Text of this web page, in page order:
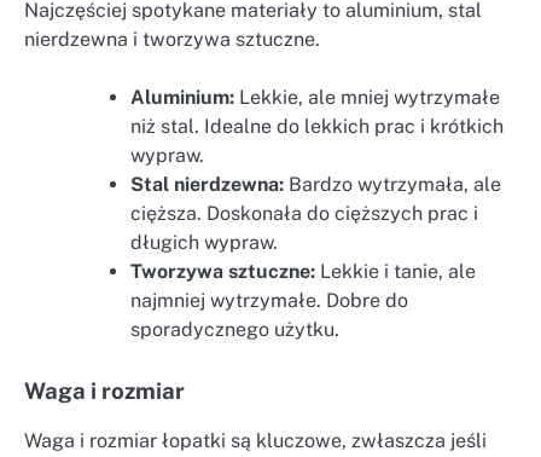
Najczęściej spotykane materiały to aluminium, stal
nierdzewna i tworzywa sztuczne.
Aluminium: Lekkie, ale mniej wytrzymałe
niż stal. Idealne do lekkich prac i krótkich
wypraw.
Stal nierdzewna: Bardzo wytrzymała, ale
cięższa. Doskonała do cięższych prac i
długich wypraw.
Tworzywa sztuczne: Lekkie i tanie, ale
najmniej wytrzymałe. Dobre do
sporadycznego użytku.
Waga i rozmiar
Waga i rozmiar łopatki są kluczowe, zwłaszcza jeśli